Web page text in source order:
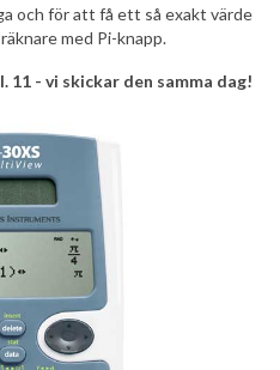
och för att få ett så exakt värde
med Pi-knapp.
11 - vi skickar den samma dag!